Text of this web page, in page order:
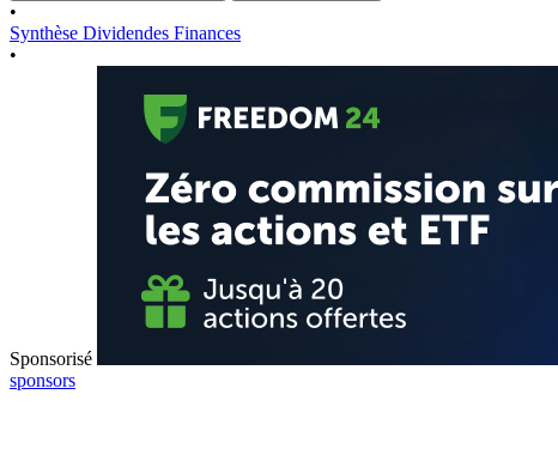
•
Synthèse Dividendes Finances
•
Sponsorisé
sponsors